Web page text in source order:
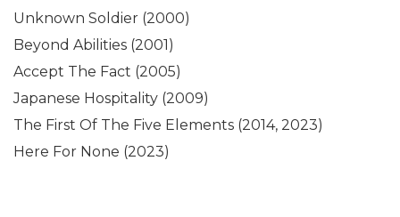
Unknown Soldier (2000)
Beyond Abilities (2001)
Accept The Fact (2005)
Japanese Hospitality (2009)
The First Of The Five Elements (2014, 2023)
Here For None (2023)